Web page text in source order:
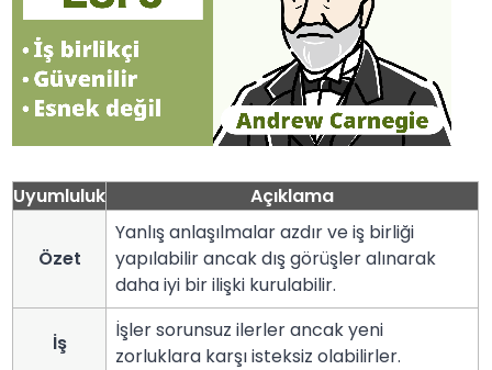
Uyumluluk Açıklama
Özet
Yanlış anlaşılmalar azdır ve iş birliği
yapılabilir ancak dış görüşler alınarak
daha iyi bir ilişki kurulabilir.
İş
İşler sorunsuz ilerler ancak yeni
zorluklara karşı isteksiz olabilirler.